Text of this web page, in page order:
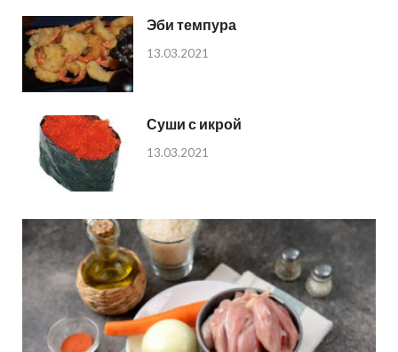
Эби темпура
13.03.2021
Суши с икрой
13.03.2021